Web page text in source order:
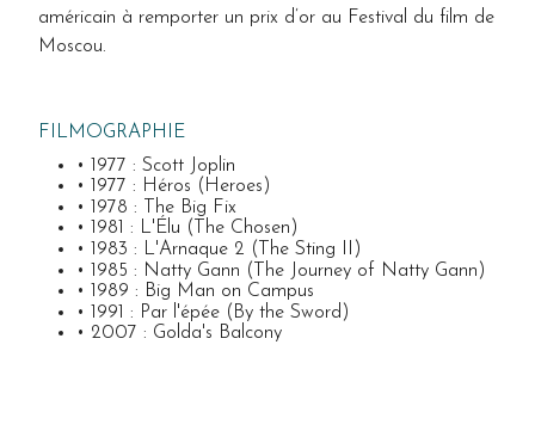
américain à remporter un prix d’or au Festival du film de
Moscou.
FILMOGRAPHIE
• 1977 : Scott Joplin
• 1977 : Héros (Heroes)
• 1978 : The Big Fix
• 1981 : L'Élu (The Chosen)
• 1983 : L'Arnaque 2 (The Sting II)
• 1985 : Natty Gann (The Journey of Natty Gann)
• 1989 : Big Man on Campus
• 1991 : Par l'épée (By the Sword)
• 2007 : Golda's Balcony